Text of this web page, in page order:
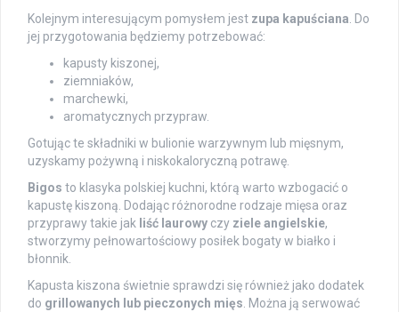
Kolejnym interesującym pomysłem jest zupa kapuściana . Do
jej przygotowania będziemy potrzebować:
kapusty kiszonej,
ziemniaków,
marchewki,
aromatycznych przypraw.
Gotując te składniki w bulionie warzywnym lub mięsnym,
uzyskamy pożywną i niskokaloryczną potrawę.
Bigos to klasyka polskiej kuchni, którą warto wzbogacić o
kapustę kiszoną. Dodając różnorodne rodzaje mięsa oraz
przyprawy takie jak liść laurowy czy ziele angielskie,
stworzymy pełnowartościowy posiłek bogaty w białko i
błonnik.
Kapusta kiszona świetnie sprawdzi się również jako dodatek
do grillowanych lub pieczonych mięs . Można ją serwować